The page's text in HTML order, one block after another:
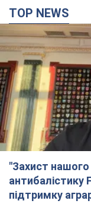
TOP NEWS
"Захист
антибалістику
підтримку